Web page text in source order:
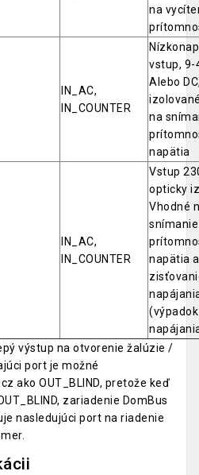
na
IN_AC,
IN_COUNTER
vstup, 9-
Alebo
na
napätia
IN_AC,
IN_COUNTER
Vstup
opticky
Vhodné
snímanie
napätia a
(výpadok
výstup na otvorenie žalúzie /
port je možné
ako OUT_BLIND, pretože keď
zariadenie DomBus
nasledujúci port na riadenie